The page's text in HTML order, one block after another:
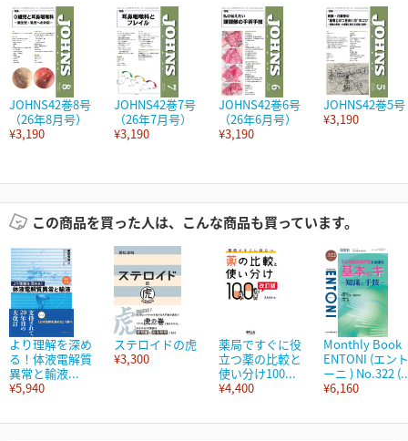
JOHNS42巻8号
（26年8月号）
¥3,190
JOHNS42巻7号
（26年7月号）
¥3,190
JOHNS42巻6号
（26年6月号）
¥3,190
JOHNS42巻5号
¥3,190
この商品を買った人は、こんな商品も買っています。
より理解を深め
る！体液電解質
異常と輸液...
¥5,940
ステロイドの虎
¥3,300
薬局ですぐに役
立つ薬の比較と
使い分け100...
¥4,400
Monthly Book
ENTONI (エント
ーニ ) No.322
¥6,160